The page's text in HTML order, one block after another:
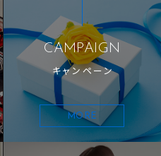
CAMPAIGN
キャンペーン
MORE